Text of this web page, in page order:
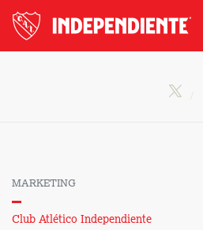
MARKETING
Club Atlético Independiente